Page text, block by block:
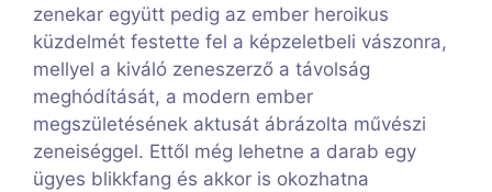
zenekar együtt pedig az ember heroikus
küzdelmét festette fel a képzeletbeli vászonra,
mellyel a kiváló zeneszerző a távolság
meghódítását, a modern ember
megszületésének aktusát ábrázolta művészi
zeneiséggel. Ettől még lehetne a darab egy
ügyes blikkfang és akkor is okozhatna